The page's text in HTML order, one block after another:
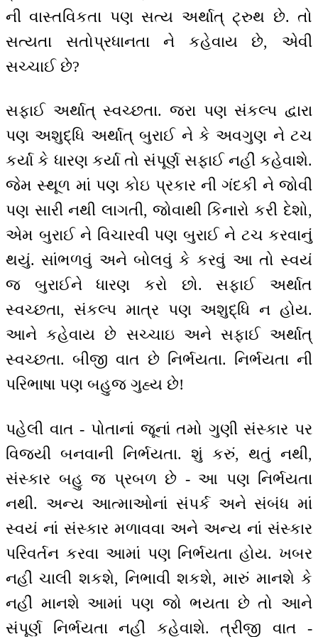
ની વાસ્તવિકતા પણ સત્ય અર્થાત્ ટ્રુથ છે. તો
સત્યતા સતોપ્રધાનતા ને કહેવાય છે, એવી
સચ્ચાઈ છે?
સફાઈ અર્થાત્ સ્વચ્છતા. જરા પણ સંકલ્પ દ્વારા
પણ અશુદ્ધિ અર્થાત્ બુરાઈ ને કે અવગુણ ને ટચ
કર્યા કે ધારણ કર્યા તો સંપૂર્ણ સફાઈ નહીં કહેવાશે.
જેમ સ્થૂળ માં પણ કોઇ પ્રકાર ની ગંદકી ને જોવી
પણ સારી નથી લાગતી, જોવાથી કિનારો કરી દેશો,
એમ બુરાઈ ને વિચારવી પણ બુરાઈ ને ટચ કરવાનું
થયું. સાંભળવું અને બોલવું કે કરવું આ તો સ્વયં
જ બુરાઈને ધારણ કરો છો. સફાઈ અર્થાત
સ્વચ્છતા, સંકલ્પ માત્ર પણ અશુદ્ધિ ન હોય.
આને કહેવાય છે સચ્ચાઇ અને સફાઈ અર્થાત્
સ્વચ્છતા. બીજી વાત છે નિર્ભયતા. નિર્ભયતા ની
પરિભાષા પણ બહુજ ગુહ્ય છે!
પહેલી વાત - પોતાનાં જૂનાં તમો ગુણી સંસ્કાર પર
વિજયી બનવાની નિર્ભયતા. શું કરું, થતું નથી,
સંસ્કાર બહુ જ પ્રબળ છે - આ પણ નિર્ભયતા
નથી. અન્ય આત્માઓનાં સંપર્ક અને સંબંધ માં
સ્વયં નાં સંસ્કાર મળાવવા અને અન્ય નાં સંસ્કાર
પરિવર્તન કરવા આમાં પણ નિર્ભયતા હોય. ખબર
નહીં ચાલી શકશે, નિભાવી શકશે, મારું માનશે કે
નહીં માનશે આમાં પણ જો ભયતા છે તો આને
સંપૂર્ણ નિર્ભયતા નહીં કહેવાશે. ત્રીજી વાત -